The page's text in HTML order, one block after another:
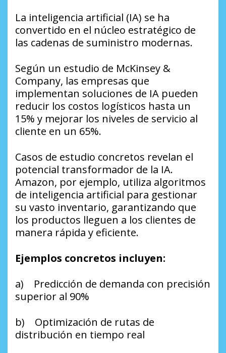
La inteligencia artificial (IA) se ha
convertido en el núcleo estratégico de
las cadenas de suministro modernas.
Según un estudio de McKinsey &
Company, las empresas que
implementan soluciones de IA pueden
reducir los costos logísticos hasta un
15% y mejorar los niveles de servicio al
cliente en un 65%.
Casos de estudio concretos revelan el
potencial transformador de la IA.
Amazon, por ejemplo, utiliza algoritmos
de inteligencia artificial para gestionar
su vasto inventario, garantizando que
los productos lleguen a los clientes de
manera rápida y eficiente.
Ejemplos concretos incluyen:
a) Predicción de demanda con precisión
superior al 90%
b) Optimización de rutas de
distribución en tiempo real